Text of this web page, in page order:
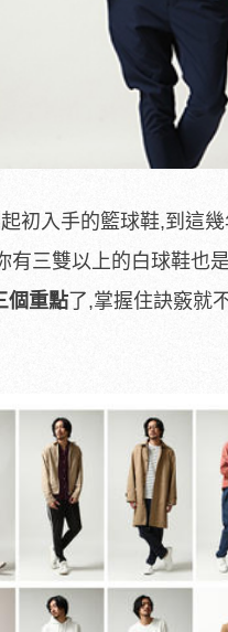
初入手的籃球鞋,到這幾
有三雙以上的白球鞋也
個重點了,掌握住訣竅就